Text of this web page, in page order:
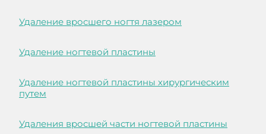
Удаление вросшего ногтя лазером
Удаление ногтевой пластины
Удаление ногтевой пластины хирургическим
путем
Удаления вросшей части ногтевой пластины